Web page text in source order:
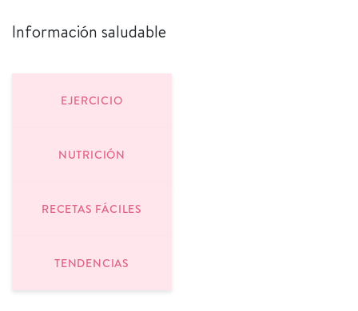
Información saludable
EJERCICIO
NUTRICIÓN
RECETAS FÁCILES
TENDENCIAS